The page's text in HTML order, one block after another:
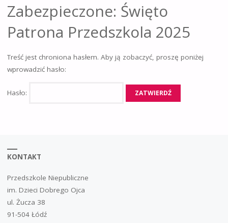
Zabezpieczone: Święto
Patrona Przedszkola 2025
Treść jest chroniona hasłem. Aby ją zobaczyć, proszę poniżej
wprowadzić hasło:
Hasło:
KONTAKT
Przedszkole Niepubliczne
im. Dzieci Dobrego Ojca
ul. Żucza 38
91-504 Łódź